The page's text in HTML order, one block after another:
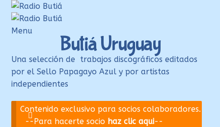
Ir
a
la
Ir
al
contenido
Menu
Login
Armá tu playlist
Quehacer Educativo
Propuestas para el aula
Butiá Uruguay
Una selección de trabajos discográficos editados
por el Sello Papagayo Azul y por artistas
independientes
Contenido exclusivo para socios colaboradores.
--Para hacerte socio haz clic aqui--